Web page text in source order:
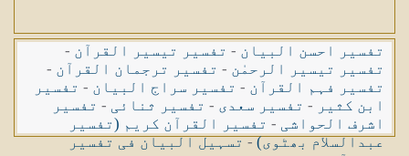
تفسیر احسن البیان - تفسیر تیسیر القرآن -
تفسیر تیسیر الرحمٰن - تفسیر ترجمان القرآن -
تفسیر فہم القرآن - تفسیر سراج البیان - تفسیر
ابن کثیر - تفسیر سعدی - تفسیر ثنائی - تفسیر
اشرف الحواشی - تفسیر القرآن کریم (تفسیر
عبدالسلام بھٹوی)-تسہیل البیان فی تفسیر